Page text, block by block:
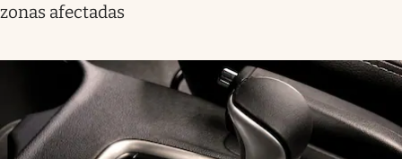
zonas afectadas